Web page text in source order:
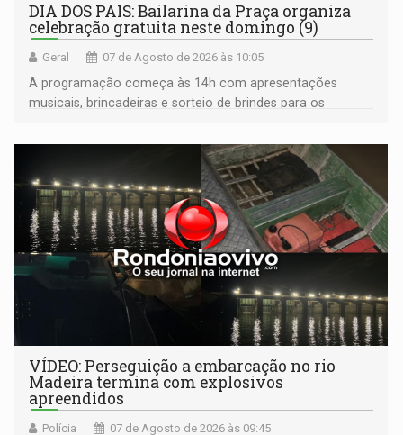
DIA DOS PAIS: Bailarina da Praça organiza
celebração gratuita neste domingo (9)
Geral 07 de Agosto de 2026 às 10:05
A programação começa às 14h com apresentações
musicais, brincadeiras e sorteio de brindes para os
bolo e canto de parabéns dedicado aos pais
VÍDEO: Perseguição a embarcação no rio
Madeira termina com explosivos
apreendidos
Polícia 07 de Agosto de 2026 às 09:45